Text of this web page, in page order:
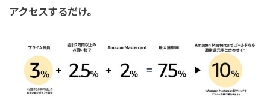
アクセスするだけ。